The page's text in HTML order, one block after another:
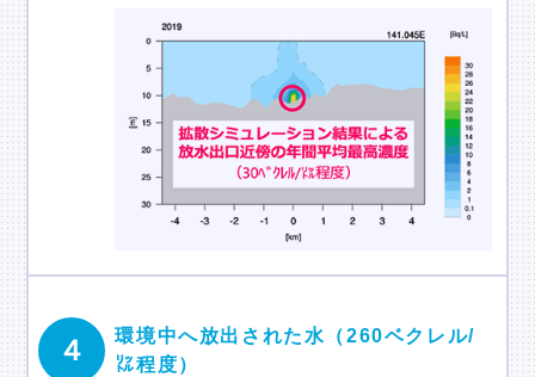
４
環境中へ放出された水（260ベクレル/
㍑程度）